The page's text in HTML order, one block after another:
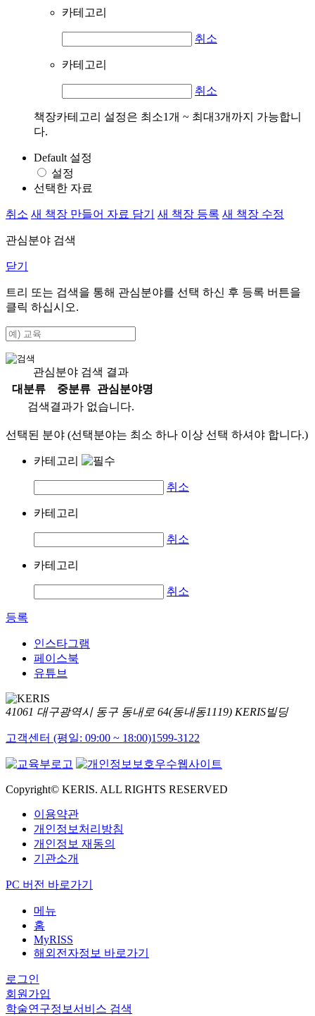
카테고리
취소
카테고리
취소
책장카테고리 설정은 최소1개 ~ 최대3개까지 가능합니
다.
Default 설정
설정
선택한 자료
취소 새 책장 만들어 자료 담기 새 책장 등록 새 책장 수정
관심분야 검색
닫기
트리 또는 검색을 통해 관심분야를 선택 하신 후 등록 버튼을
클릭 하십시오.
관심분야 검색 결과
대분류
중분류
관심분야명
검색결과가 없습니다.
선택된 분야 (선택분야는 최소 하나 이상 선택 하셔야 합니다.)
카테고리
취소
카테고리
취소
카테고리
취소
등록
인스타그램
페이스북
유튜브
41061 대구광역시 동구 동내로 64(동내동1119) KERIS빌딩
고객센터 (평일: 09:00 ~ 18:00)1599-3122
Copyright© KERIS. ALL RIGHTS RESERVED
이용약관
개인정보처리방침
개인정보 재동의
기관소개
PC 버전 바로가기
메뉴
홈
MyRISS
해외전자정보 바로가기
로그인
회원가입
학술연구정보서비스 검색